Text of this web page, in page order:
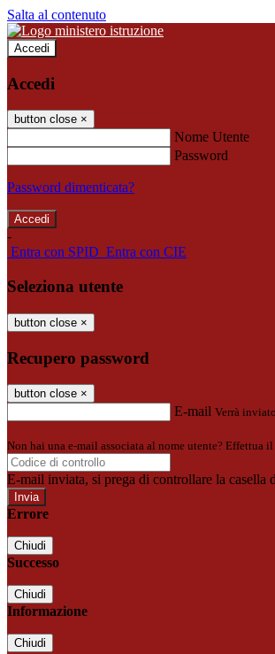
Salta al contenuto
Accedi
Accedi
button close ×
Nome Utente
Password
Password dimenticata?
-
Entra con SPID Entra con CIE
Seleziona utente
button close ×
Recupero password
button close ×
E-mail Verrà
Non hai una e-mail associata al nome utente? Effettua
E-mail inviata, si prega di controllare la casella
Errore
Chiudi
Successo
Chiudi
Informazione
Chiudi